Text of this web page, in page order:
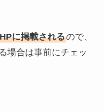
に掲載されるので、
場合は事前にチェッ